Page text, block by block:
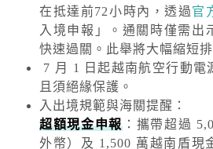
在抵達前72小時內，透過官
入境申報」。通關時僅需出
快速過關。此舉將大幅縮短
7 月 1 日起越南航空行動電
且須絕緣保護。
入出境規範與海關提醒 ：
超額現金申報 ：攜帶超過
外幣）及 1,500 萬越南盾現